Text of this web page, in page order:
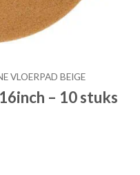
VLOERPAD BEIGE
– 10 stuks